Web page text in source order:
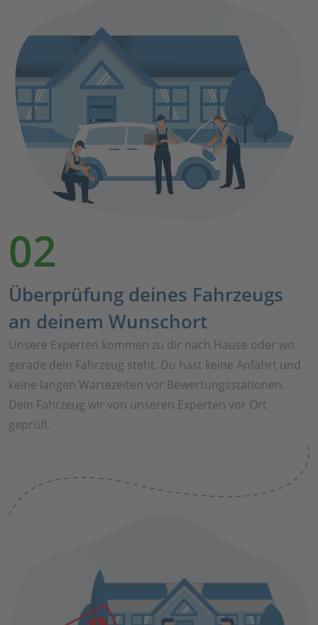
02
Überprüfung deines Fahrzeugs
an deinem Wunschort
Unsere Experten kommen zu dir nach Hause oder wo
gerade dein Fahrzeug steht. Du hast keine Anfahrt und
keine langen Wartezeiten vor Bewertungsstationen.
Dein Fahrzeug wir von unseren Experten vor Ort
geprüft.